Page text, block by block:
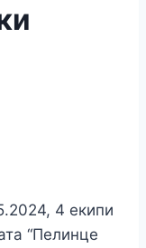
4 екипи
“Пелинце